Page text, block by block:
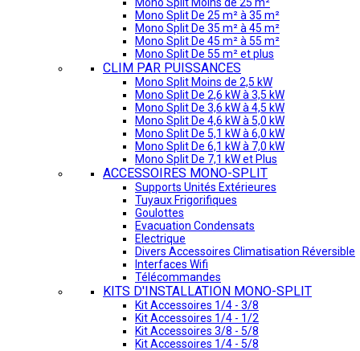
Mono Split De 25 m² à 35 m²
Mono Split De 35 m² à 45 m²
Mono Split De 45 m² à 55 m²
Mono Split De 55 m² et plus
CLIM PAR PUISSANCES
Mono Split Moins de 2,5 kW
Mono Split De 2,6 kW à 3,5 kW
Mono Split De 3,6 kW à 4,5 kW
Mono Split De 4,6 kW à 5,0 kW
Mono Split De 5,1 kW à 6,0 kW
Mono Split De 6,1 kW à 7,0 kW
Mono Split De 7,1 kW et Plus
ACCESSOIRES MONO-SPLIT
Supports Unités Extérieures
Tuyaux Frigorifiques
Goulottes
Evacuation Condensats
Electrique
Divers Accessoires Climatisation Réversible
Interfaces Wifi
Télécommandes
KITS D'INSTALLATION MONO-SPLIT
Kit Accessoires 1/4 - 3/8
Kit Accessoires 1/4 - 1/2
Kit Accessoires 3/8 - 5/8
Kit Accessoires 1/4 - 5/8